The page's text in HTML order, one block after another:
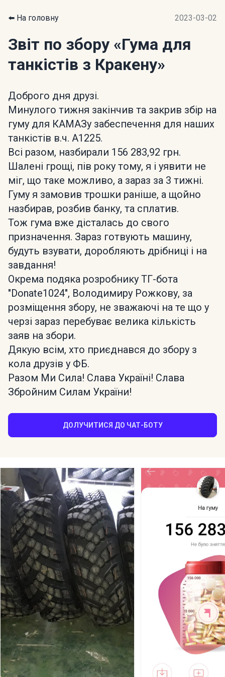
⬅️ На головну 2023-03-02
Звіт по збору «Гума для
танкістів з Кракену»
Доброго дня друзі.
Минулого тижня закінчив та закрив збір на
гуму для КАМАЗу забеспечення для наших
танкістів в.ч. А1225.
Всі разом, назбирали 156 283,92 грн.
Шалені грощі, пів року тому, я і уявити не
міг, що таке можливо, а зараз за 3 тижні.
Гуму я замовив трошки раніше, а щойно
назбирав, розбив банку, та сплатив.
Тож гума вже дісталась до свого
призначення. Зараз готвують машину,
будуть взувати, доробляють дрібниці і на
завдання!
Окрема подяка розробнику ТГ-бота
"Donate1024", Володимиру Рожкову, за
розміщення збору, не зважаючі на те що у
черзі зараз перебуває велика кількість
заяв на збори.
Дякую всім, хто приєднався до збору з
кола друзів у ФБ.
Разом Ми Сила! Слава Україні! Слава
Збройним Силам України!
ДОЛУЧИТИСЯ ДО ЧАТ-БОТУ